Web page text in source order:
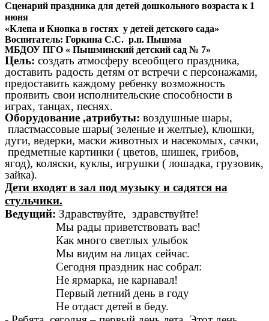
Сценарий праздника для детей дошкольного возраста к 1
июня
«Клепа и Кнопка в гостях у детей детского сада»
Воспитатель: Горкина С.С. р.п. Пышма
МБДОУ ПГО « Пышминский детский сад № 7»
Цель: создать атмосферу всеобщего праздника,
доставить радость детям от встречи с персонажами,
предоставить каждому ребенку возможность
проявить свои исполнительские способности в
играх, танцах, песнях.
Оборудование ,атрибуты: воздушные шары,
пластмассовые шары( зеленые и желтые), клюшки,
дуги, ведерки, маски животных и насекомых, сачки,
предметные картинки ( цветов, шишек, грибов,
ягод), коляски, куклы, игрушки ( лошадка, грузовик,
зайка).
Дети входят в зал под музыку и садятся на
стульчики.
Ведущий: Здравствуйте, здравствуйте!
Мы рады приветствовать вас!
Как много светлых улыбок
Мы видим на лицах сейчас.
Сегодня праздник нас собрал:
Не ярмарка, не карнавал!
Первый летний день в году
Не отдаст детей в беду.